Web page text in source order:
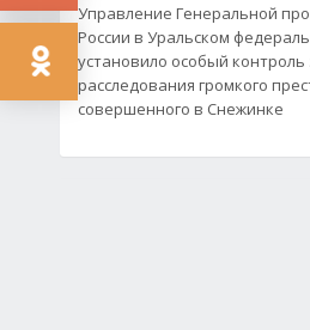
Управление Генеральной
России в Уральском
установило особый контроль
расследования громкого
совершенного в Снежинке